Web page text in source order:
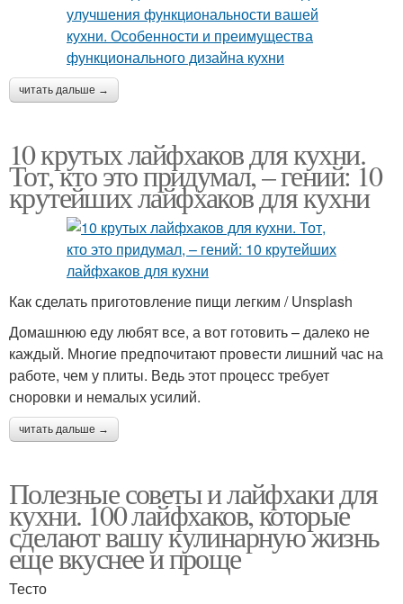
читать дальше →
10 крутых лайфхаков для кухни.
Тот, кто это придумал, – гений: 10
крутейших лайфхаков для кухни
Как сделать приготовление пищи легким / Unsplash
Домашнюю еду любят все, а вот готовить – далеко не
каждый. Многие предпочитают провести лишний час на
работе, чем у плиты. Ведь этот процесс требует
сноровки и немалых усилий.
читать дальше →
Полезные советы и лайфхаки для
кухни. 100 лайфхаков, которые
сделают вашу кулинарную жизнь
еще вкуснее и проще
Тесто